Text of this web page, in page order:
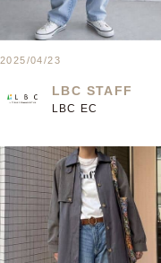
2025/04/23
LBC STAFF
LBC EC